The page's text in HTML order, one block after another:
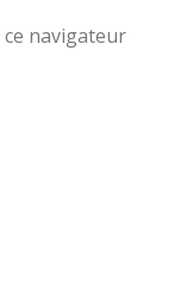
navigateur